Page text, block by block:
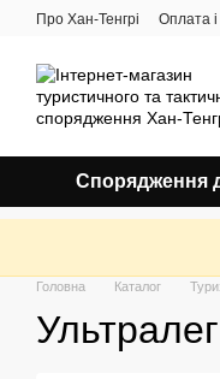
Перейти до основного
Про Хан-Тенгрі Оплата
Спорядження
Головна Каталог